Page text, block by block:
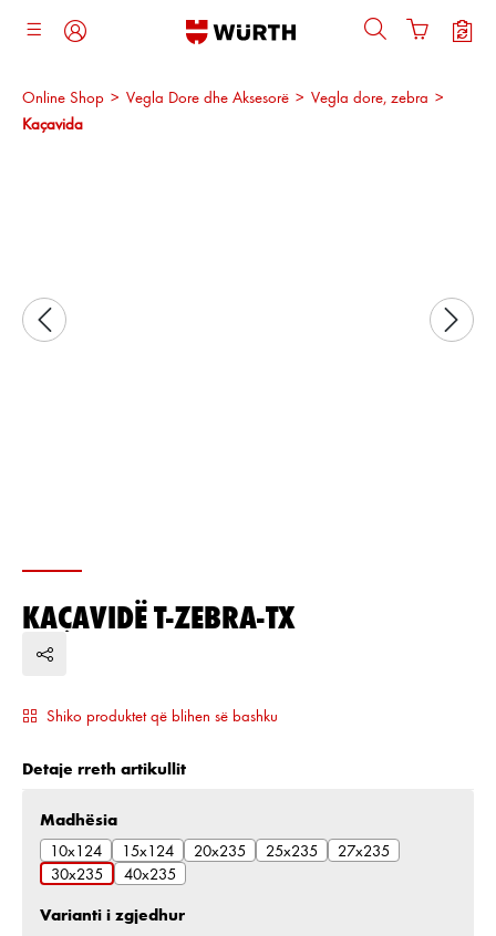
kryesore
Online Shop > Vegla Dore dhe Aksesorë > Vegla dore, zebra >
Kaçavida
KAÇAVIDË T-ZEBRA-TX
Shiko produktet që blihen së bashku
Detaje rreth artikullit
Zgjidh
Madhësia
10x124
15x124 20x235 25x235
27x235
30x235
40x235
Varianti i zgjedhur